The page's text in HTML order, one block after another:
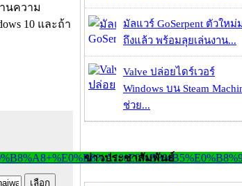
นความ
10 และถ้า
มัลแวร์ GoSerpent ตัวใหม่
ถึงแล้ว พร้อมลุยเล่นงาน...
Valve ปล่อยไดร์เวอร์
Windows บน Steam
ช่วย...
ข่าวประชาสัมพันธ์